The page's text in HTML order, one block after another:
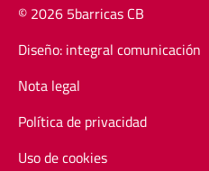
© 2026 5barricas CB
Diseño: integral comunicación
Nota legal
Política de privacidad
Uso de cookies